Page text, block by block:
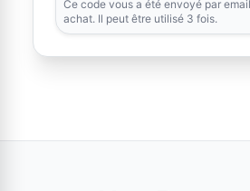
Ce code vous a été envoyé par
achat. Il peut être utilisé 3 fois.